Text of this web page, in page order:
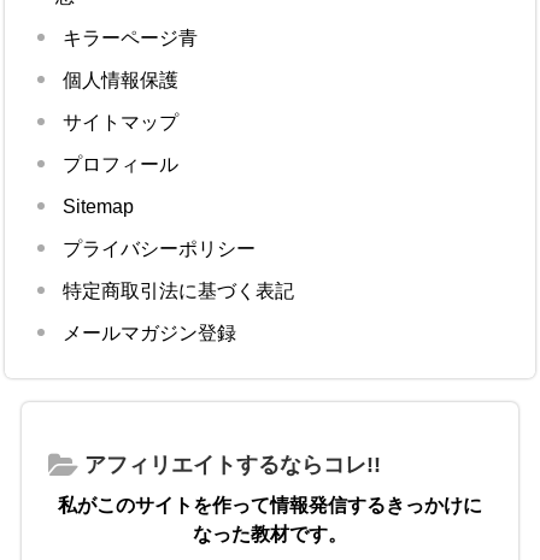
キラーページ青
個人情報保護
サイトマップ
プロフィール
Sitemap
プライバシーポリシー
特定商取引法に基づく表記
メールマガジン登録
アフィリエイトするならコレ!!
私がこのサイトを作って情報発信するきっかけに
なった教材です。